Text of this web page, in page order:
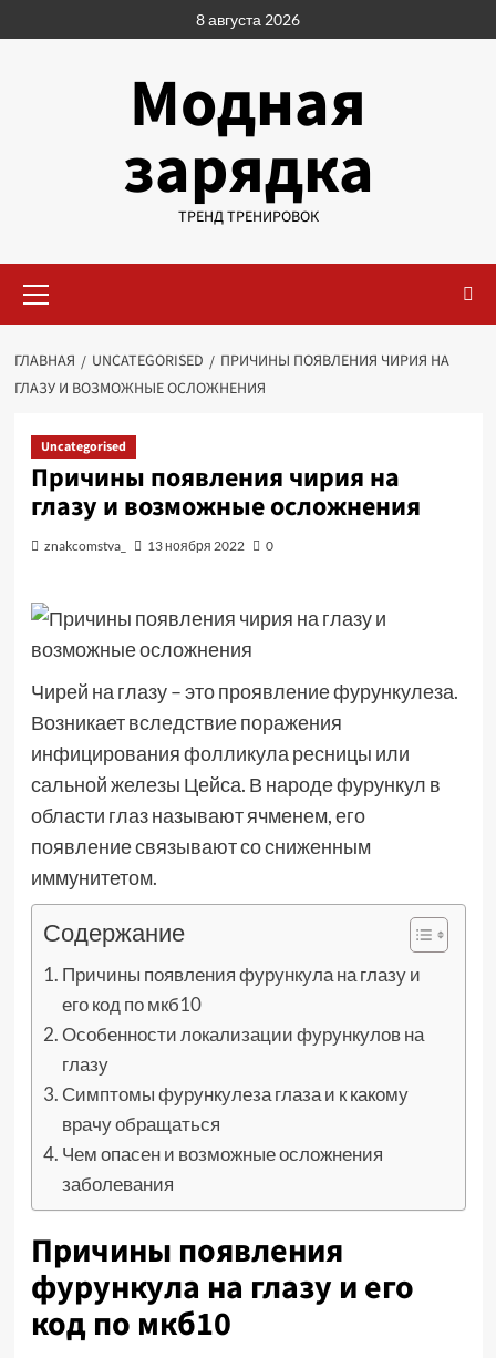
к
8 августа 2026
Модная
зарядка
ТРЕНД ТРЕНИРОВОК
меню
ГЛАВНАЯ UNCATEGORISED
ПРИЧИНЫ ПОЯВЛЕНИЯ ЧИРИЯ НА
ГЛАЗУ И ВОЗМОЖНЫЕ ОСЛОЖНЕНИЯ
Uncategorised
Причины появления чирия на
глазу и возможные осложнения
znakcomstva_ 13 ноября 2022 0
Чирей на глазу – это проявление фурункулеза.
Возникает вследствие поражения
инфицирования фолликула ресницы или
сальной железы Цейса. В народе фурункул в
области глаз называют ячменем, его
появление связывают со сниженным
иммунитетом.
Содержание
Причины появления фурункула на глазу и
его код по мкб10
Особенности локализации фурункулов на
глазу
Симптомы фурункулеза глаза и к какому
врачу обращаться
Чем опасен и возможные осложнения
заболевания
Причины появления
фурункула на глазу и его
код по мкб10